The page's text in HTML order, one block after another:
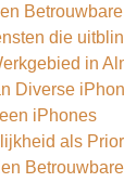
die
in
Diverse
iPhones
als